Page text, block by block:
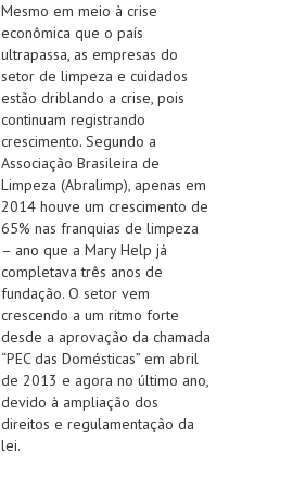
Mesmo em meio à crise
econômica que o país
ultrapassa, as empresas do
setor de limpeza e cuidados
estão driblando a crise, pois
continuam registrando
crescimento. Segundo a
Associação Brasileira de
Limpeza (Abralimp), apenas em
2014 houve um crescimento de
65% nas franquias de limpeza
– ano que a Mary Help já
completava três anos de
fundação. O setor vem
crescendo a um ritmo forte
desde a aprovação da chamada
“PEC das Domésticas” em abril
de 2013 e agora no último ano,
devido à ampliação dos
direitos e regulamentação da
lei.